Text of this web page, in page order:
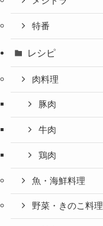
特番
レシピ
肉料理
豚肉
牛肉
鶏肉
魚・海鮮料理
野菜・きのこ料理